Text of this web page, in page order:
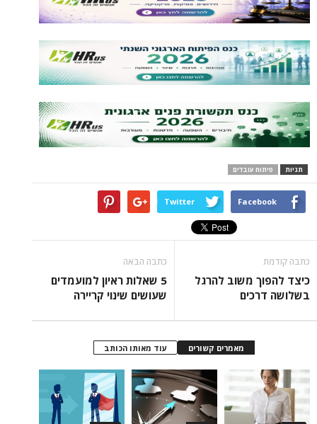
תגיות פיתוח עובדים
Facebook
Twitter
כתבה קודמת
כיצד להפוך משוב להרגל
בשלושה דרכים
כתבה הבאה
5 שאלות ראיון למועמדים
שעושים שינוי קריירה
מאמרים קשורים עוד מאותו הכותב